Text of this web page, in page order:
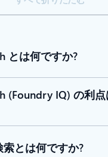
とは何ですか?
(Foundry IQ) の利
とは何ですか?